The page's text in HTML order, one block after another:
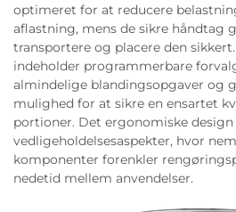
optimeret for at reducere
aflastning, mens de sikre håndtag
transportere og placere den
indeholder programmerbare
almindelige blandingsopgaver og
mulighed for at sikre en ensartet
portioner. Det ergonomiske
vedligeholdelsesaspekter, hvor
komponenter forenkler
nedetid mellem anvendelser.